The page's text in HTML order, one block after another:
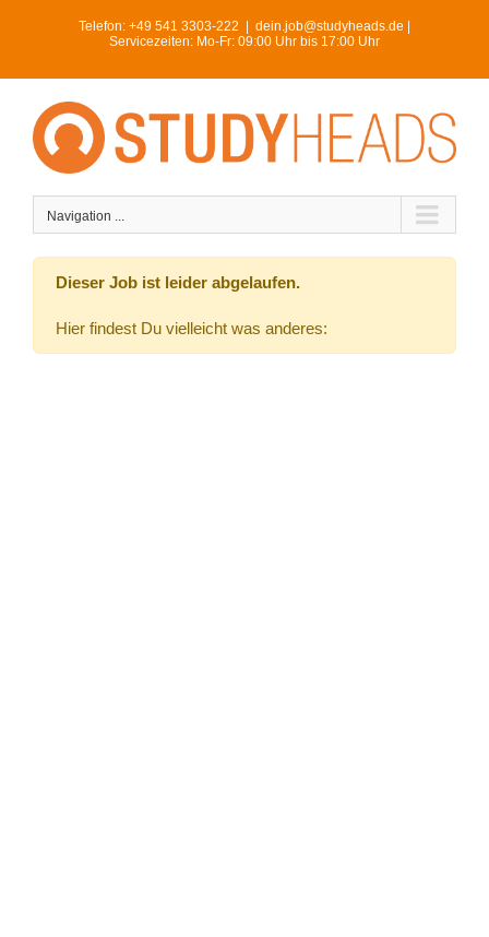
Telefon: +49 541 3303-222
dein.job@studyheads.de |
Servicezeiten: Mo-Fr: 09:00 Uhr bis 17:00 Uhr
Navigation ...
Dieser Job ist leider abgelaufen.
Hier findest Du vielleicht was anderes: